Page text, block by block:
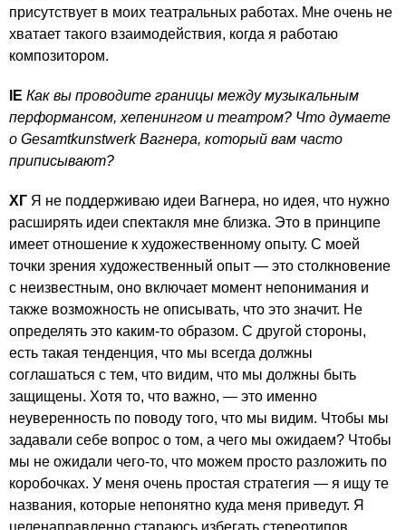
присутствует в моих театральных работах. Мне очень не
хватает такого взаимодействия, когда я работаю
композитором.
IE Как вы проводите границы между музыкальным
перформансом, хепенингом и театром? Что думаете
о Gesamtkunstwerk Вагнера, который вам часто
приписывают?
ХГ Я не поддерживаю идеи Вагнера, но идея, что нужно
расширять идеи спектакля мне близка. Это в принципе
имеет отношение к художественному опыту. С моей
точки зрения художественный опыт — это столкновение
с неизвестным, оно включает момент непонимания и
также возможность не описывать, что это значит. Не
определять это каким-то образом. С другой стороны,
есть такая тенденция, что мы всегда должны
соглашаться с тем, что видим, что мы должны быть
защищены. Хотя то, что важно, — это именно
неуверенность по поводу того, что мы видим. Чтобы мы
задавали себе вопрос о том, а чего мы ожидаем? Чтобы
мы не ожидали чего-то, что можем просто разложить по
коробочках. У меня очень простая стратегия — я ищу те
названия, которые непонятно куда меня приведут. Я